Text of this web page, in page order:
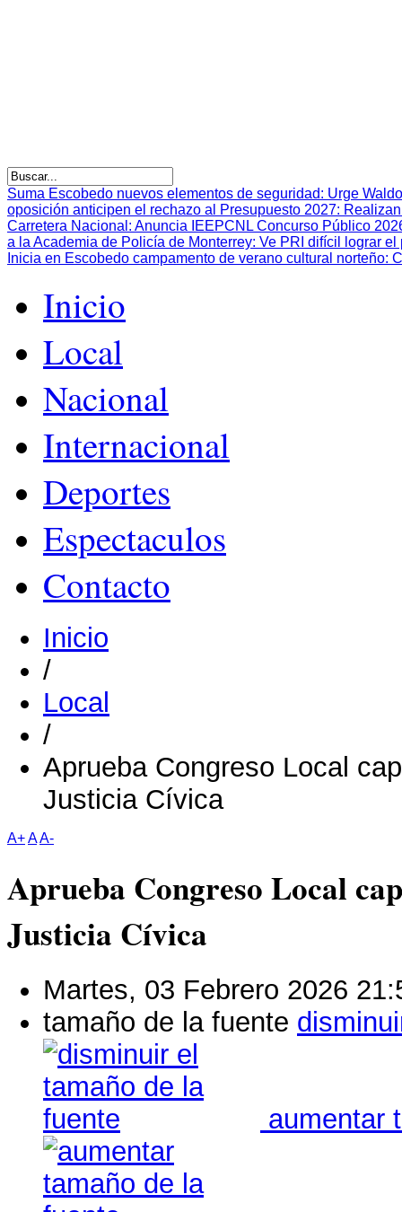
Suma Escobedo nuevos elementos de seguridad: Urge
oposición anticipen el rechazo al Presupuesto 2027:
Carretera Nacional : Anuncia IEEPCNL Concurso Público
a la Academia de Policía de Monterrey: Ve PRI difícil lograr el
Inicia en Escobedo campamento de verano cultural norteño:
Inicio
Local
Nacional
Internacional
Deportes
Espectaculos
Contacto
Inicio
/
Local
/
Aprueba Congreso Local
Justicia Cívica
A+AA-
Aprueba Congreso Local
Justicia Cívica
Martes, 03 Febrero 2026
tamaño de la fuente
aumentar